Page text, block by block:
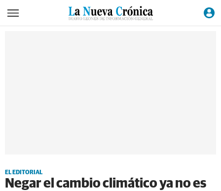
EL EDITORIAL
Negar el cambio climático ya no es